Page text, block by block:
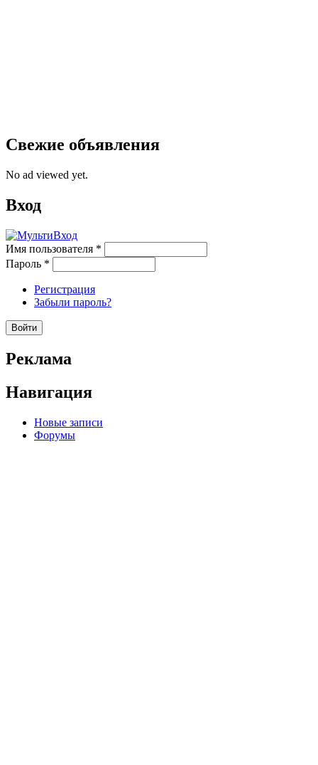
Свежие объявления
No ad viewed yet.
Вход
Имя пользователя *
Пароль *
Регистрация
Забыли пароль?
Реклама
Навигация
Новые записи
Форумы